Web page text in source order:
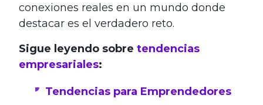
conexiones reales en un mundo donde
destacar es el verdadero reto.
Sigue leyendo sobre tendencias
empresariales:
Tendencias para Emprendedores